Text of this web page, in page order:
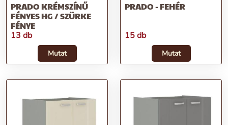
PRADO KRÉMSZÍNŰ
FÉNYES HG / SZÜRKE
FÉNYE
13 db
Mutat
PRADO - FEHÉR
15 db
Mutat